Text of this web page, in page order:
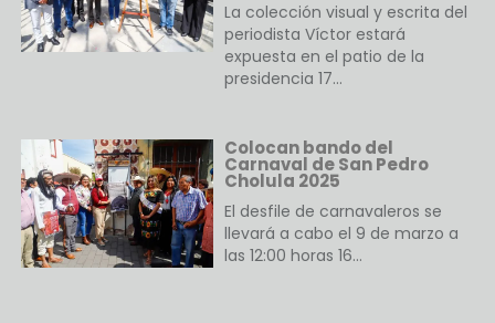
La colección visual y escrita del
periodista Víctor estará
expuesta en el patio de la
presidencia 17…
Colocan bando del
Carnaval de San Pedro
Cholula 2025
El desfile de carnavaleros se
llevará a cabo el 9 de marzo a
las 12:00 horas 16…